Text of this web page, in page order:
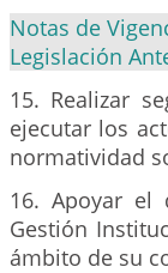
Notas de
Legislación
15. Realizar
ejecutar los
normatividad
16. Apoyar el
Gestión
ámbito de su